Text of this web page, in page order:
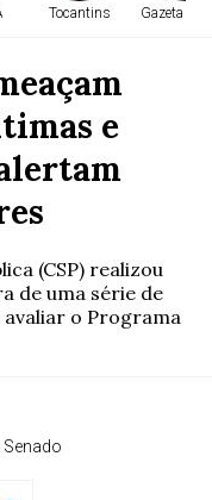
Tocantins Gazeta do
e
(CSP) realizou
de uma série de
o Programa